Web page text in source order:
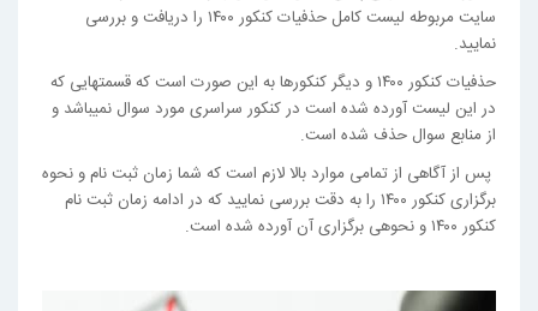
سایت مربوطه لیست کامل حذفیات کنکور ۱۴۰۰ را دریافت و بررسی
نمایید.
حذفیات کنکور ۱۴۰۰ و دیگر کنکورها به این صورت است که قسمت­هایی که
در این لیست آورده شده است در کنکور سراسری مورد سوال نمی­باشد و
از منابع سوال حذف شده است.
پس از آگاهی از تمامی موارد بالا لازم است که شما زمان ثبت نام و نحوه
برگزاری کنکور ۱۴۰۰ را به دقت بررسی نمایید که در ادامه زمان ثبت نام
کنکور ۱۴۰۰ و نحوهی برگزاری آن آورده شده است.